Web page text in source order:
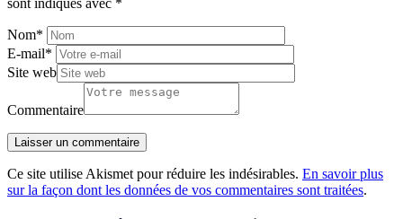
sont indiqués avec *
Nom*
E-mail*
Site web
Commentaire
Ce site utilise Akismet pour réduire les indésirables. En savoir plus
sur la façon dont les données de vos commentaires sont traitées.